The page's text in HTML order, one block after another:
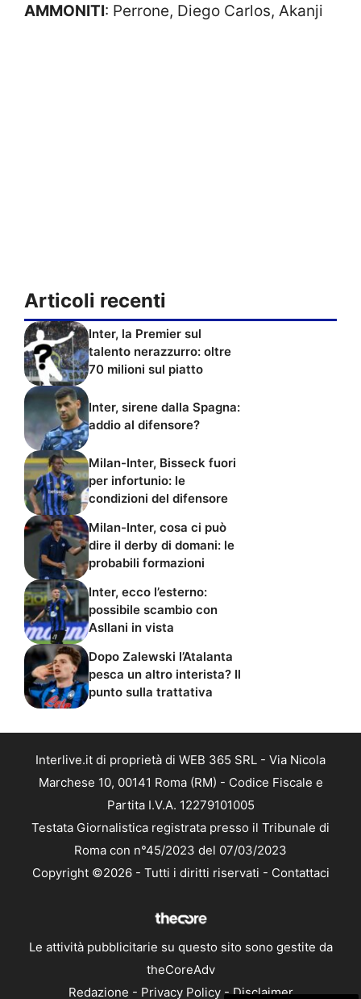
AMMONITI: Perrone, Diego Carlos, Akanji
Articoli recenti
Inter, la Premier sul
talento nerazzurro: oltre
70 milioni sul piatto
Inter, sirene dalla Spagna:
addio al difensore?
Milan-Inter, Bisseck fuori
per infortunio: le
condizioni del difensore
Milan-Inter, cosa ci può
dire il derby di domani: le
probabili formazioni
Inter, ecco l’esterno:
possibile scambio con
Asllani in vista
Dopo Zalewski l’Atalanta
pesca un altro interista? Il
punto sulla trattativa
Interlive.it di proprietà di WEB 365 SRL - Via Nicola
Marchese 10, 00141 Roma (RM) - Codice Fiscale e
Partita I.V.A. 12279101005
Testata Giornalistica registrata presso il Tribunale di
Roma con n°45/2023 del 07/03/2023
Copyright ©2026 - Tutti i diritti riservati - Contattaci
Le attività pubblicitarie su questo sito sono gestite da
theCoreAdv
Redazione - Privacy Policy-Disclaimer